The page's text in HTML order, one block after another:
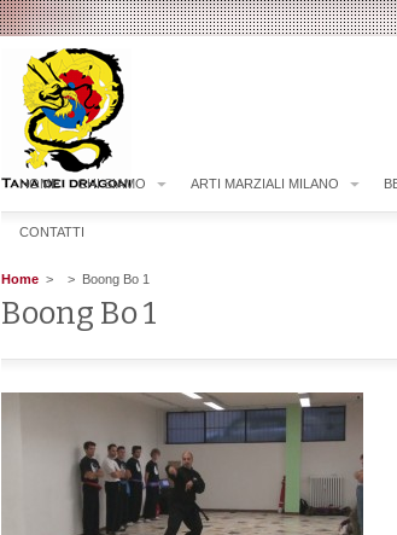
HOME CHI SIAMO ARTI MARZIALI MILANO
CONTATTI
Home > > Boong Bo 1
Boong Bo 1